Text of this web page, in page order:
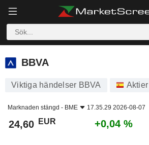
BBVA
BBVA
Viktiga händelser BBVA Aktier
Marknaden stängd - BME 17.35.29 2026-08-07
24,60 EUR +0,04 %